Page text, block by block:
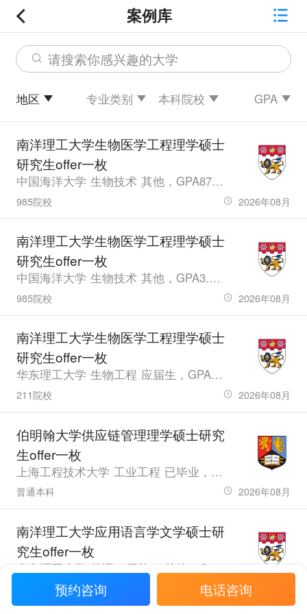
案例库
请搜索你感兴趣的大学
地区 专业类别 本科院校 GPA
南洋理工大学生物医学工程理学硕士
研究生offer一枚
中国海洋大学 生物技术 其他，GPA87.3，雅思6、六级427
985院校 2026年08月
南洋理工大学生物医学工程理学硕士
研究生offer一枚
中国海洋大学 生物技术 其他，GPA3.49，雅思6.5
985院校 2026年08月
南洋理工大学生物医学工程理学硕士
研究生offer一枚
华东理工大学 生物工程 应届生，GPA3.65，雅思7.5、六级573.0
211院校 2026年08月
伯明翰大学供应链管理理学硕士研究
生offer一枚
上海工程技术大学 工业工程 已毕业，GPA3.4
普通本科 2026年08月
南洋理工大学应用语言学文学硕士研
究生offer一枚
2026年08月
预约咨询 电话咨询